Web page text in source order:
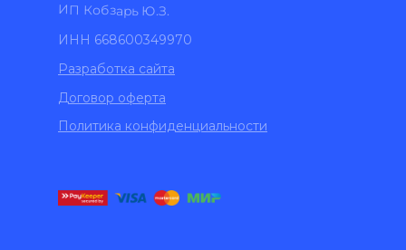
ИП Кобзарь Ю.З.
ИНН 668600349970
Разработка сайта
Договор оферта
Политика конфиденциальности